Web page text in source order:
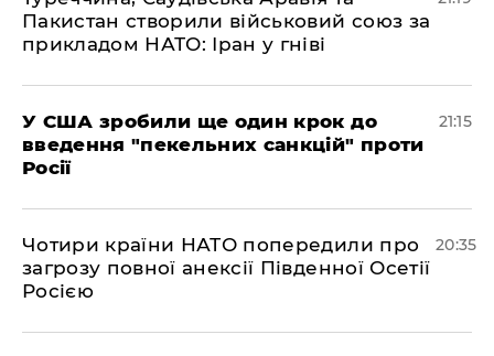
Пакистан створили військовий союз за
прикладом НАТО: Іран у гніві
​У США зробили ще один крок до
введення "пекельних санкцій" проти
Росії
21:15
​Чотири країни НАТО попередили про
загрозу повної анексії Південної Осетії
Росією
20:35